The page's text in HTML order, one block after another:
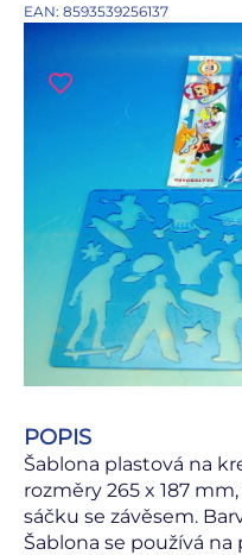
EAN: 8593539256137
POPIS
Šablona plastová na
rozměry 265 x 187
sáčku se závěsem.
Šablona se používá